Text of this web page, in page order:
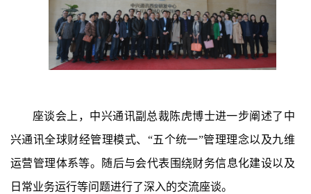
座谈会上，中兴通讯副总裁陈虎博士进一步阐述了 中
兴通讯全球财经管理模式、 “五个统一”管理理念以及九维
运营管理体系等。随后与会代表围绕财务信息化建设以及
日常业务运行等问题进行了深入的交流座谈。